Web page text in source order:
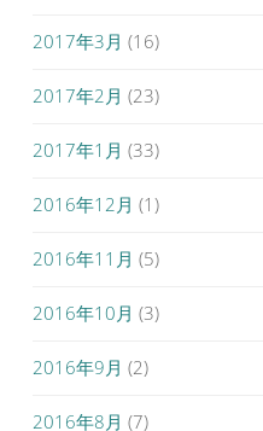
2017年3月 (16)
2017年2月 (23)
2017年1月 (33)
2016年12月 (1)
2016年11月 (5)
2016年10月 (3)
2016年9月 (2)
2016年8月 (7)